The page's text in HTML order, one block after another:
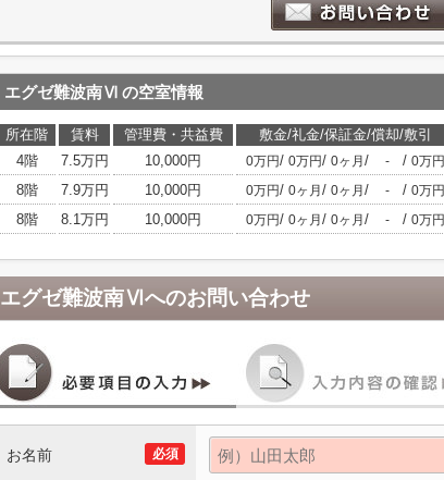
エグゼ難波南Ⅵ の空室情報
所在階 賃料 管理費・共益費 敷金/礼金/保証金/償却/敷引
4階
7.5万円 10,000円 0万円/ 0万円/ 0ヶ月 / - / 0万円
8階
7.9万円 10,000円 0万円/ 0ヶ月 / 0ヶ月 / - / 0万円
8階
8.1万円 10,000円 0万円/ 0ヶ月 / 0ヶ月 / - / 0万円
エグゼ難波南Ⅵ へのお問い合わせ
必須
お名前